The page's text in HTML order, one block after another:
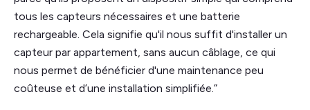
tous les capteurs nécessaires et une batterie
rechargeable. Cela signifie qu'il nous suffit d'installer un
capteur par appartement, sans aucun câblage, ce qui
nous permet de bénéficier d'une maintenance peu
coûteuse et d’une installation simplifiée.”